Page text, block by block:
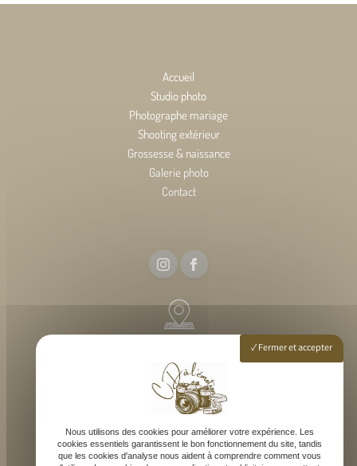
Accueil
Studio photo
Photographe mariage
Shooting extérieur
Grossesse & naissance
Galerie photo
Contact
54 rue elise deroche, 33127 Martignas-sur-JalleFermer et accepter
Nous utilisons des cookies pour améliorer votre expérience. Les
cookies essentiels garantissent le bon fonctionnement du site, tandis
que les cookies d'analyse nous aident à comprendre comment vous